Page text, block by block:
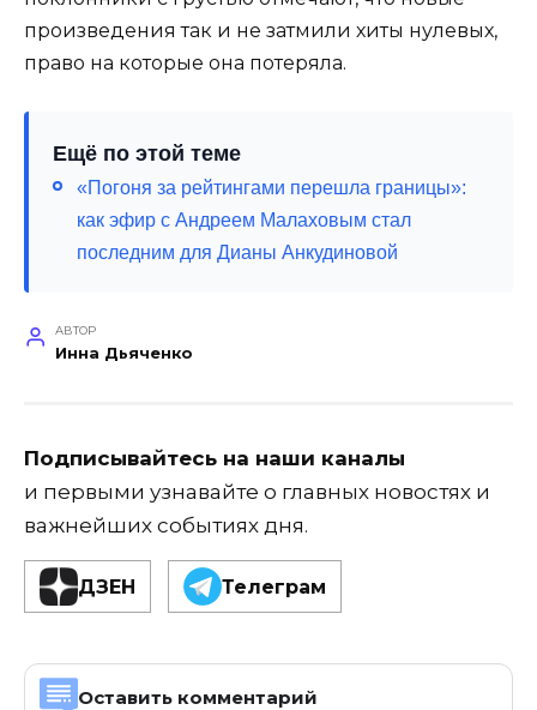
произведения так и не затмили хиты нулевых,
право на которые она потеряла.
Ещё по этой теме
«Погоня за рейтингами перешла границы»:
как эфир с Андреем Малаховым стал
последним для Дианы Анкудиновой
АВТОР
Инна Дьяченко
Подписывайтесь на наши каналы
и первыми узнавайте о главных новостях и
важнейших событиях дня.
ДЗЕН Телеграм
Оставить комментарий